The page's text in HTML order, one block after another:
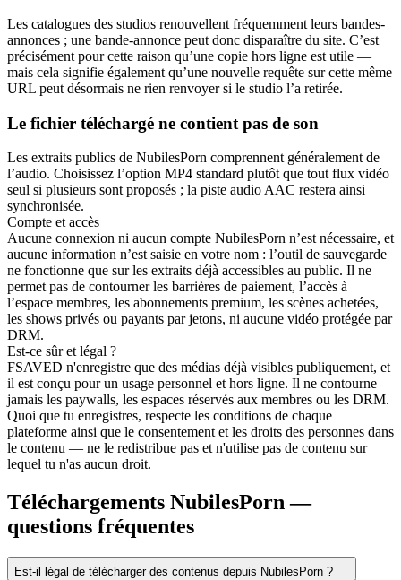
Les catalogues des studios renouvellent fréquemment leurs bandes-
annonces ; une bande-annonce peut donc disparaître du site. C’est
précisément pour cette raison qu’une copie hors ligne est utile —
mais cela signifie également qu’une nouvelle requête sur cette même
URL peut désormais ne rien renvoyer si le studio l’a retirée.
Le fichier téléchargé ne contient pas de son
Les extraits publics de NubilesPorn comprennent généralement de
l’audio. Choisissez l’option MP4 standard plutôt que tout flux vidéo
seul si plusieurs sont proposés ; la piste audio AAC restera ainsi
synchronisée.
Compte et accès
Aucune connexion ni aucun compte NubilesPorn n’est nécessaire, et
aucune information n’est saisie en votre nom : l’outil de sauvegarde
ne fonctionne que sur les extraits déjà accessibles au public. Il ne
permet pas de contourner les barrières de paiement, l’accès à
l’espace membres, les abonnements premium, les scènes achetées,
les shows privés ou payants par jetons, ni aucune vidéo protégée par
DRM.
Est-ce sûr et légal ?
FSAVED n'enregistre que des médias déjà visibles publiquement, et
il est conçu pour un usage personnel et hors ligne. Il ne contourne
jamais les paywalls, les espaces réservés aux membres ou les DRM.
Quoi que tu enregistres, respecte les conditions de chaque
plateforme ainsi que le consentement et les droits des personnes dans
le contenu — ne le redistribue pas et n'utilise pas de contenu sur
lequel tu n'as aucun droit.
Téléchargements NubilesPorn —
questions fréquentes
Est-il légal de télécharger des contenus depuis NubilesPorn ?